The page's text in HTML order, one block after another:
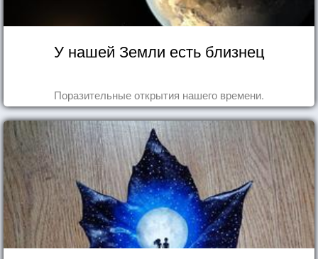
У нашей Земли есть близнец
Поразительные открытия нашего времени.